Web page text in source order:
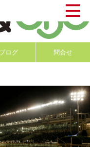
ブログ 問合せ